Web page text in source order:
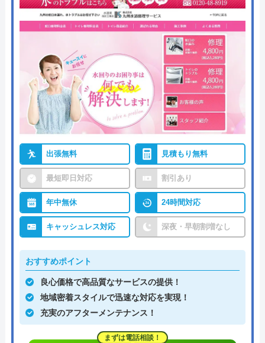
出張無料 見積もり無料
最短即日対応 割引あり
年中無休 24時間対応
キャッシュレス対応 深夜・早朝割増なし
おすすめポイント
良心価格で高品質なサービスの提供！
地域密着スタイルで迅速な対応を実現！
充実のアフターメンテナンス！
まずは電話相談！